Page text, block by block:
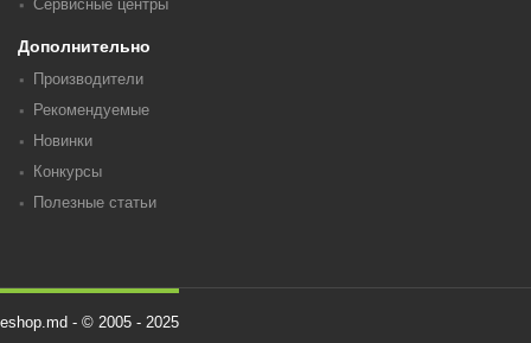
Сервисные центры
Дополнительно
Производители
Рекомендуемые
Новинки
Конкурсы
Полезные статьи
eshop.md - © 2005 - 2025